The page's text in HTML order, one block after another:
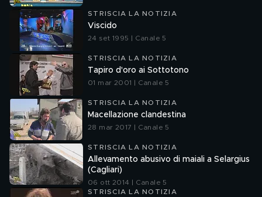
STRISCIA LA NOTIZIA
Viscido
24 set 1995 | Canale 5
STRISCIA LA NOTIZIA
Tapiro d'oro ai Sottotono
01 mar 2001 | Canale 5
STRISCIA LA NOTIZIA
Macellazione clandestina
28 mar 2017 | Canale 5
STRISCIA LA NOTIZIA
Allevamento abusivo di maiali a Selargius
(Cagliari)
06 ott 2014 | Canale 5
STRISCIA LA NOTIZIA